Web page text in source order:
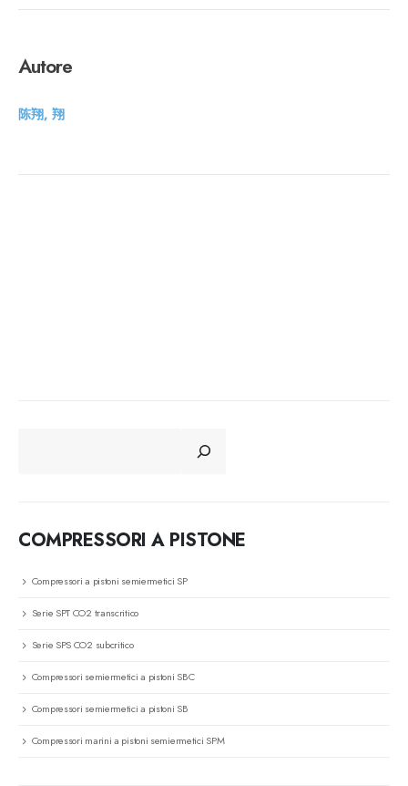
Autore
陈翔, 翔
COMPRESSORI A PISTONE
Compressori a pistoni semiermetici SP
Serie SPT CO2 transcritico
Serie SPS CO2 subcritico
Compressori semiermetici a pistoni SBC
Compressori semiermetici a pistoni SB
Compressori marini a pistoni semiermetici SPM